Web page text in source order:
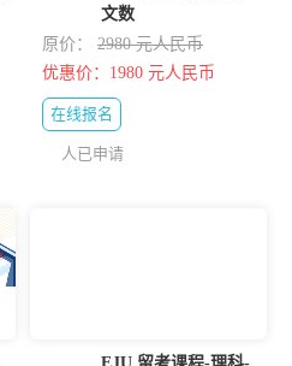
文数
原价： 2980 元人民币
优惠价：1980 元人民币
在线报名
人已申请